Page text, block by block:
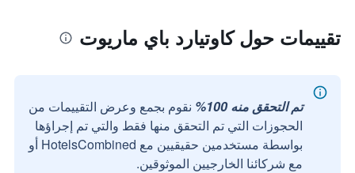
تقييمات حول كاوتيارد باي ماريوت
تم التحقق منه 100%
نقوم بجمع وعرض التقييمات من
الحجوزات التي تم التحقق منها فقط والتي تم إجراؤها
بواسطة مستخدمين حقيقيين مع HotelsCombined أو
مع شركائنا الخارجيين الموثوقين.